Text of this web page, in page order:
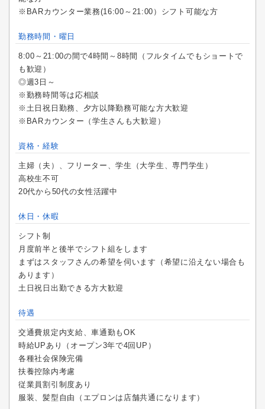
※BARカウンター業務(16:00～21:00）シフト可能な方
勤務時間・曜日
8:00～21:00の間で4時間～8時間（フルタイムでもショートで
も歓迎）
◎週3日～
※勤務時間等は応相談
※土日祝日勤務、夕方以降勤務可能な方大歓迎
※BARカウンター（学生さんも大歓迎）
資格・経験
主婦（夫）、フリーター、学生（大学生、専門学生）
高校生不可
20代から50代の女性活躍中
休日・休暇
シフト制
月度前半と後半でシフト組をします
まずはスタッフさんの希望を伺います（希望に沿えない場合も
あります）
土日祝日出勤できる方大歓迎
待遇
交通費規定内支給、車通勤もOK
時給UPあり（オープン3年で4回UP）
各種社会保険完備
扶養控除内考慮
従業員割引制度あり
服装、髪型自由（エプロンは店舗共通になります）